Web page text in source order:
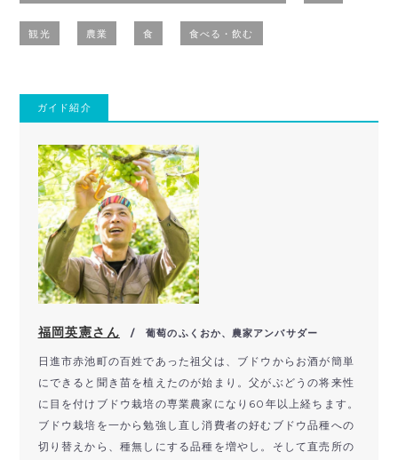
観光 農業 食 食べる・飲む
ガイド紹介
福岡英憲さん / 葡萄のふくおか、農家アンバサダー
日進市赤池町の百姓であった祖父は、ブドウからお酒が簡単
にできると聞き苗を植えたのが始まり。父がぶどうの将来性
に目を付けブドウ栽培の専業農家になり60年以上経ちます。
ブドウ栽培を一から勉強し直し消費者の好むブドウ品種への
切り替えから、種無しにする品種を増やし。そして直売所の